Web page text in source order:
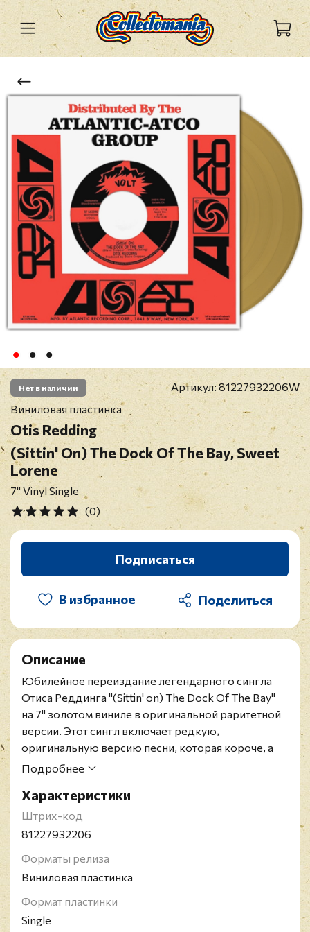
Нет в наличии Артикул: 81227932206W
Виниловая пластинка
Otis Redding
(Sittin' On) The Dock Of The Bay, Sweet
Lorene
7" Vinyl Single
(0)
Подписаться
В избранное
Описание
Юбилейное переиздание легендарного сингла
Отиса Реддинга "(Sittin' on) The Dock Of The Bay"
на 7" золотом виниле в оригинальной раритетной
версии. Этот сингл включает редкую,
оригинальную версию песни, которая короче, а
вокал Реддинга заметно ниже в миксе. Эта
небольшого тиража и заменена версией, которую
мир знал с тех пор. Этот юбилейный 7-дюймовый
сингл ознаменован тем, что это будет первый раз,
момента выхода в 1968 году.
"(Sittin' on) The Dock Of The Bay" была выпущена в
январе 1968 года и получила премию "Грэмми" за
лучшую R&B-песню в 1969-м. Реддинг записал её
Подробнее
Характеристики
Штрих-код
81227932206
Форматы релиза
Виниловая пластинка
Формат пластинки
Single